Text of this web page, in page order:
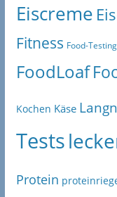
Eiscreme
Fitness Food-Testing
FoodLoaf
Kochen Käse
Tests
Protein